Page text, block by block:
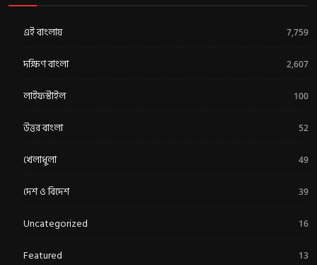
এই বাংলায় 7,759
দক্ষিণ বাংলা 2,607
লাইফস্টাইল 100
উত্তর বাংলা 52
খেলাধুলা 49
দেশ ও বিদেশ 39
Uncategorized 16
Featured 13